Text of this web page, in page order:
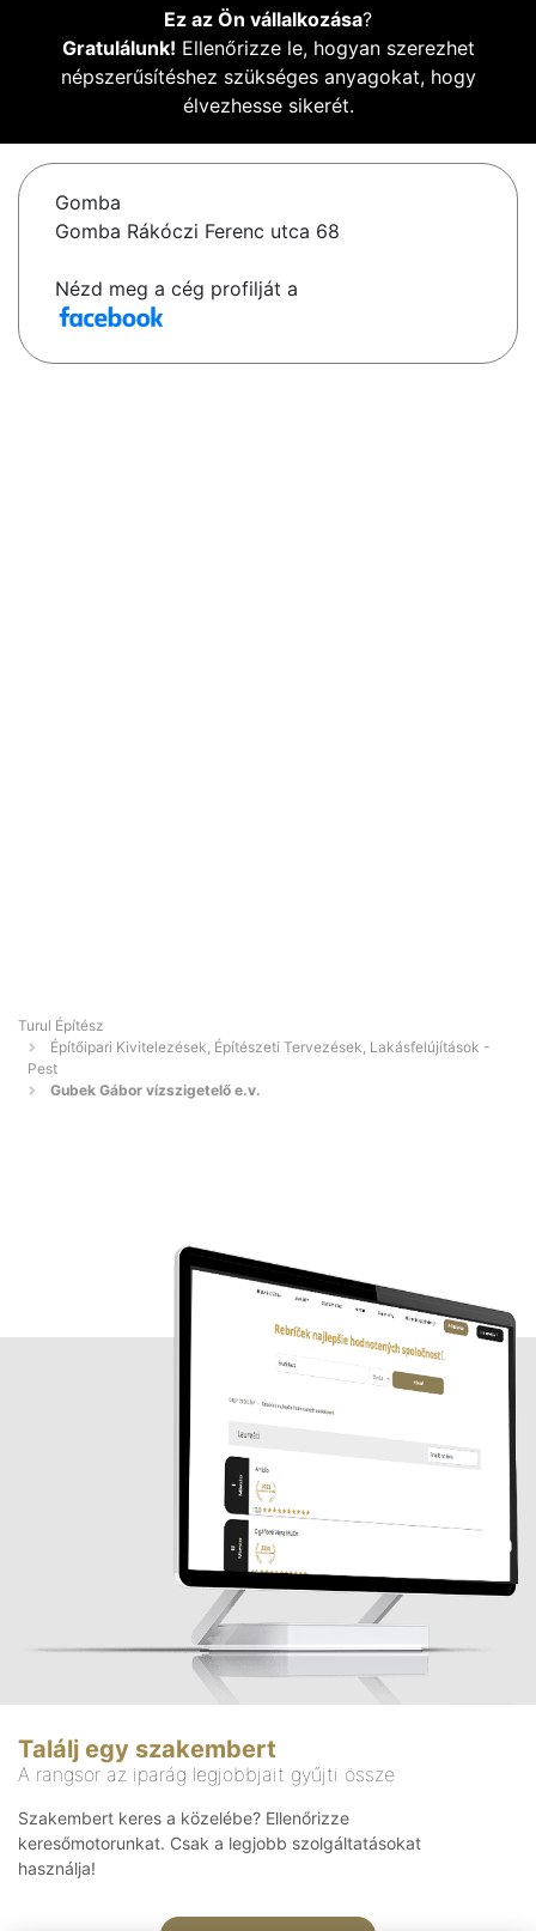
Ez az Ön vállalkozása?
Gratulálunk! Ellenőrizze le, hogyan szerezhet
népszerűsítéshez szükséges anyagokat, hogy
élvezhesse sikerét.
Gomba
Gomba Rákóczi Ferenc utca 68
Nézd meg a cég profilját a
Turul Építész
Építőipari Kivitelezések, Építészeti Tervezések, Lakásfelújítások -
Pest
Gubek Gábor vízszigetelő e.v.
Találj egy szakembert
A rangsor az iparág legjobbjait gyűjti össze
Szakembert keres a közelébe? Ellenőrizze
keresőmotorunkat. Csak a legjobb szolgáltatásokat
használja!